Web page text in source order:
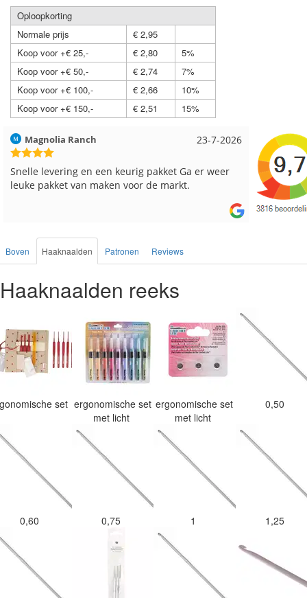
Oploopkorting
Normale prijs
€ 2,95
Koop voor +€ 25,-
€ 2,80
5%
Koop voor +€ 50,-
€ 2,74
7%
Koop voor +€ 100,-
€ 2,66
10%
Koop voor +€ 150,-
€ 2,51 15%
17-7-2026
Hilde uit Loyers
Reeds meerdere keren breigaren en breinaalden
besteld, altijd heel tevreden over de service.
Loes uit
Snelle
Boven Haaknaalden Patronen Reviews
Haaknaalden reeks
set ergonomische set
met licht
ergonomische set
met licht
0,50
0,60 0,75 1 1,25